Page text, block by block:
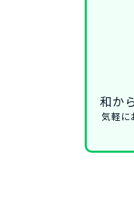
和か
気軽に